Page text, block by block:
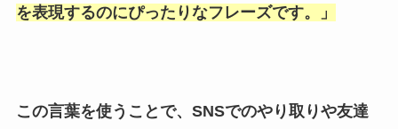
を表現するのにぴったりなフレーズです。」
この言葉を使うことで、SNSでのやり取りや友達